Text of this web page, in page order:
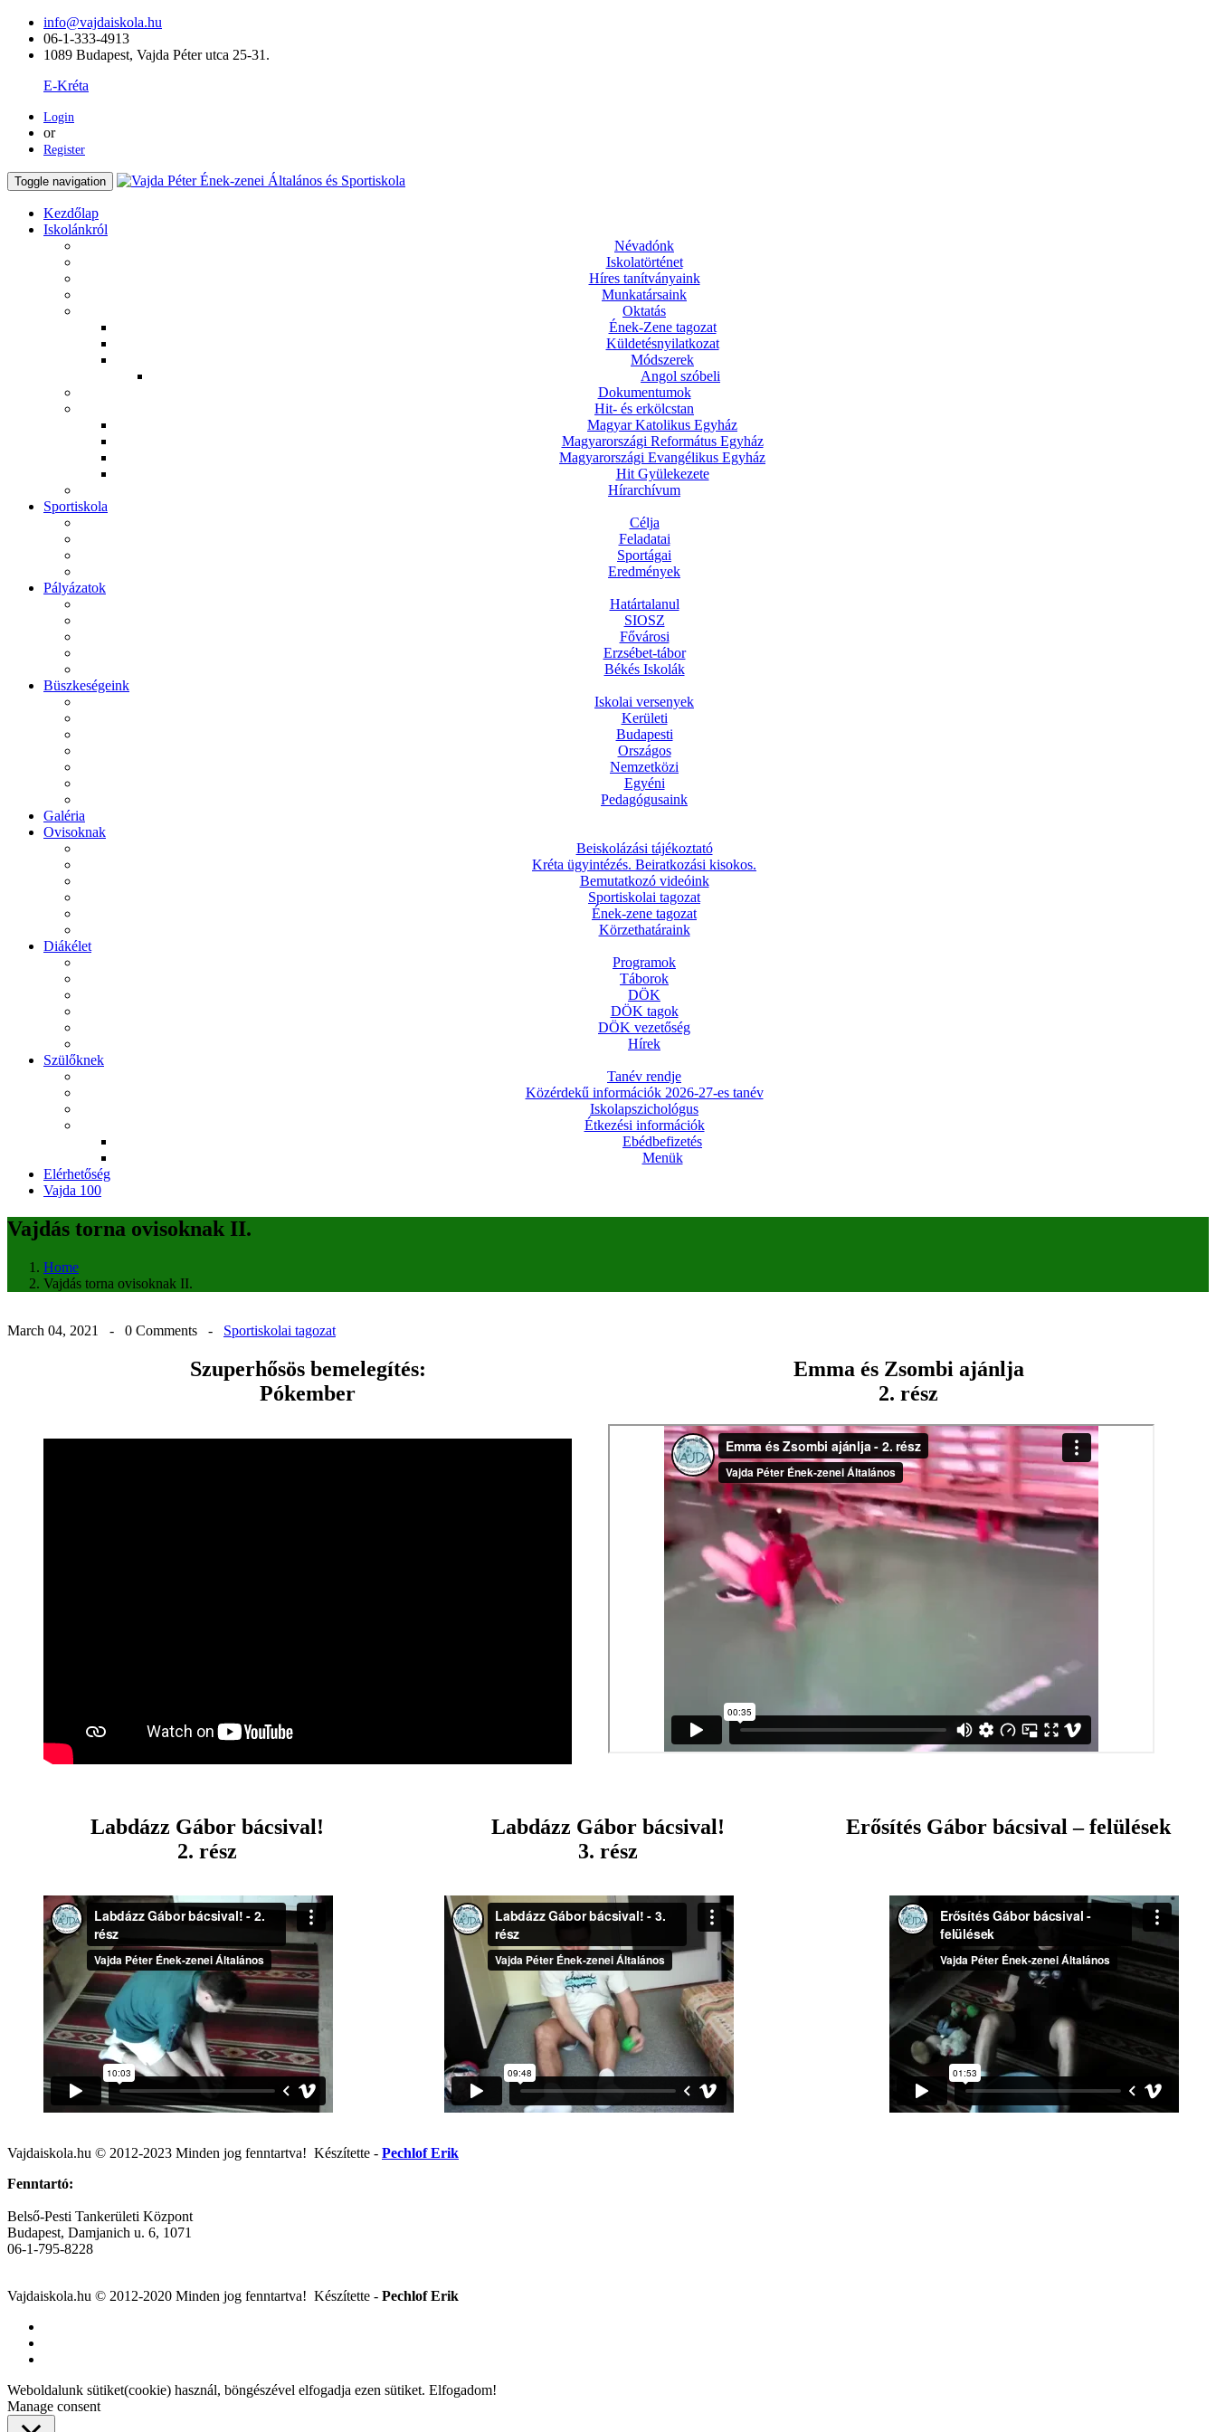
info@vajdaiskola.hu
06-1-333-4913
1089 Budapest, Vajda Péter utca 25-31.
E-Kréta
Login
or
Register
Toggle navigation
Kezdőlap
Iskolánkról
Névadónk
Iskolatörténet
Híres tanítványaink
Munkatársaink
Oktatás
Ének-Zene tagozat
Küldetésnyilatkozat
Módszerek
Angol szóbeli
Dokumentumok
Hit- és erkölcstan
Magyar Katolikus Egyház
Magyarországi Református Egyház
Magyarországi Evangélikus Egyház
Hit Gyülekezete
Hírarchívum
Sportiskola
Célja
Feladatai
Sportágai
Eredmények
Pályázatok
Határtalanul
SIOSZ
Fővárosi
Erzsébet-tábor
Békés Iskolák
Büszkeségeink
Iskolai versenyek
Kerületi
Budapesti
Országos
Nemzetközi
Egyéni
Pedagógusaink
Galéria
Ovisoknak
Beiskolázási tájékoztató
Kréta ügyintézés. Beiratkozási kisokos.
Bemutatkozó videóink
Sportiskolai tagozat
Ének-zene tagozat
Körzethatáraink
Diákélet
Programok
Táborok
DÖK
DÖK tagok
DÖK vezetőség
Hírek
Szülőknek
Tanév rendje
Közérdekű információk 2026-27-es tanév
Iskolapszichológus
Étkezési információk
Ebédbefizetés
Menük
Elérhetőség
Vajda 100
Vajdás torna ovisoknak II.
Home
Vajdás torna ovisoknak II.
March 04, 2021 - 0 Comments - Sportiskolai tagozat
Szuperhősös bemelegítés:
Pókember
Emma és Zsombi ajánlja
2. rész
Labdázz Gábor bácsival!
2. rész
Labdázz Gábor bácsival!
3. rész
Erősítés Gábor bácsival – felülések
Post
navigation
Vajdaiskola.hu © 2012-2023 Minden jog fenntartva! ‎‎‏‏‎ ‎Készítette - Pechlof Erik
Fenntartó:
Belső-Pesti Tankerületi Központ
Budapest, Damjanich u. 6, 1071
06-1-795-8228
Vajdaiskola.hu © 2012-2020 Minden jog fenntartva! ‎‎‏‏‎ ‎Készítette - Pechlof Erik
Weboldalunk sütiket(cookie) használ, böngészével elfogadja ezen sütiket. Elfogadom!
Manage consent